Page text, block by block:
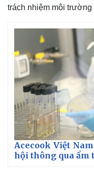
Kinh tế
Bất động sản
Khởi nghiệp
trách nhiệm môi
Acecook Việt
hội thông qua ẩm